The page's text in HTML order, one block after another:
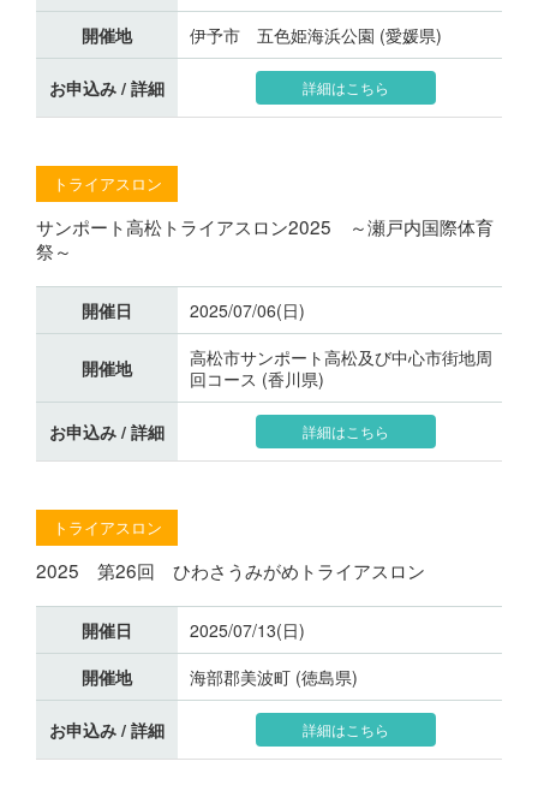
開催地 伊予市 五色姫海浜公園 (愛媛県)
お申込み / 詳細 詳細はこちら
トライアスロン
サンポート高松トライアスロン2025 ～瀬戸内国際体育
祭～
開催日 2025/07/06(日)
開催地
高松市サンポート高松及び中心市街地周
回コース (香川県)
お申込み / 詳細 詳細はこちら
トライアスロン
2025 第26回 ひわさうみがめトライアスロン
開催日
2025/07/13(日)
開催地
海部郡美波町 (徳島県)
お申込み / 詳細 詳細はこちら